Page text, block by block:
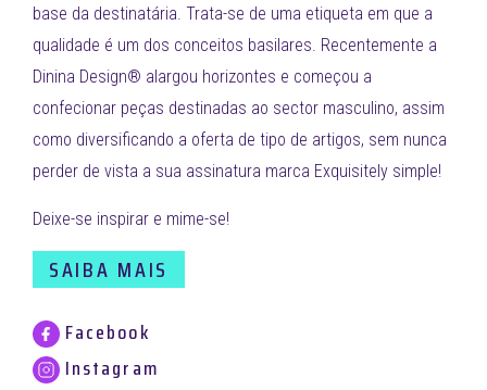
base da destinatária. Trata-se de uma etiqueta em que a
qualidade é um dos conceitos basilares. Recentemente a
Dinina Design® alargou horizontes e começou a
confecionar peças destinadas ao sector masculino, assim
como diversificando a oferta de tipo de artigos, sem nunca
perder de vista a sua assinatura marca Exquisitely simple!
Deixe-se inspirar e mime-se!
SAIBA MAIS
Facebook
Instagram